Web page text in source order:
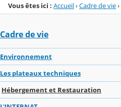
Vous êtes ici : Accueil›Cadre de vie›
Cadre de vie
Environnement
Les plateaux techniques
Hébergement et Restauration